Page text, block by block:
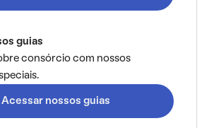
guias
consórcio com nossos
Acessar nossos guias